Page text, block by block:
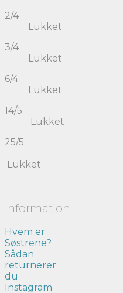
2/4
Lukket
3/4
Lukket
6/4
Lukket
14/5
Lukket
25/5
Lukket
Information
Hvem er
Søstrene?
Sådan
returnerer
du
Instagram